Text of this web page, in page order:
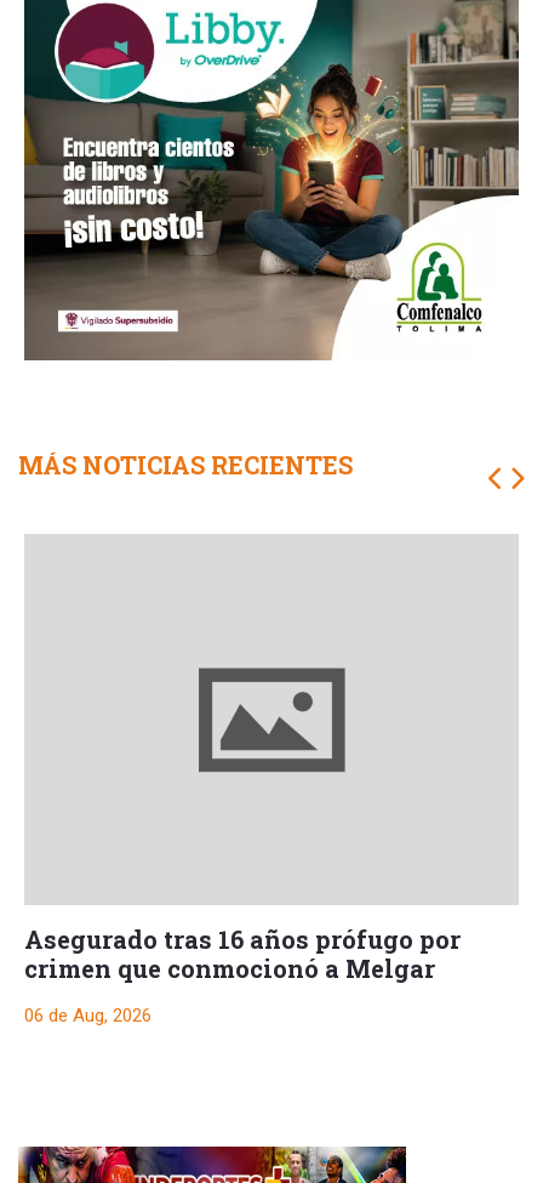
MÁS NOTICIAS RECIENTES
Asegurado tras 16 años prófugo por
crimen que conmocionó a Melgar
06 de Aug, 2026